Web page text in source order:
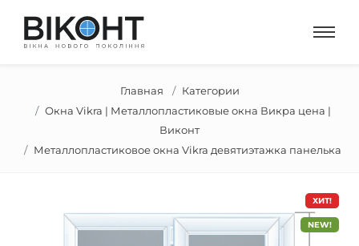
Главная
Категории
Окна Vikra | Металлопластиковые окна Викра цена |
Виконт
Металлопластиковое окна Vikra девятиэтажка панелька
ХИТ!
NEW!